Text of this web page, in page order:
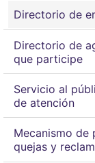
Directorio de
Directorio de
que participe
Servicio al
de atención
Mecanismo de
quejas y